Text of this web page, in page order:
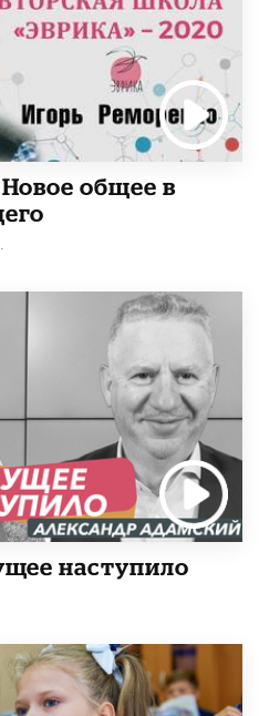
общее в
наступило